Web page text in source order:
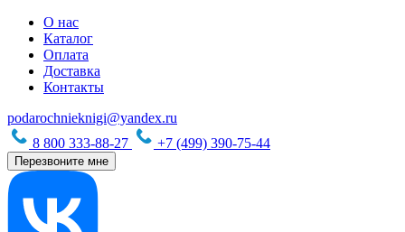
О нас
Каталог
Оплата
Доставка
Контакты
podarochnieknigi@yandex.ru
8 800 333-88-27
+7 (499) 390-75-44
Перезвоните мне